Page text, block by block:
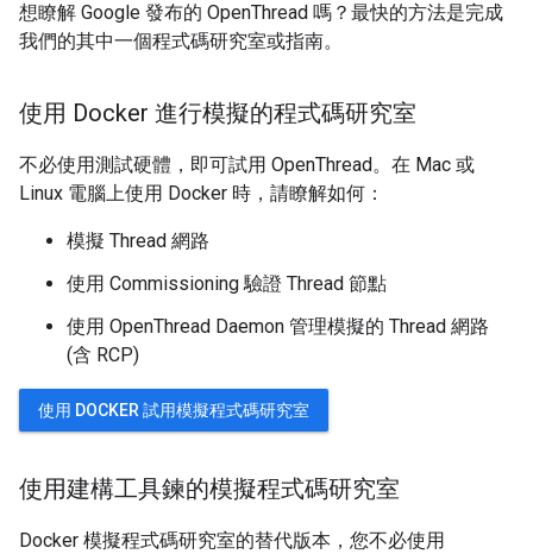
想瞭解 Google 發布的 OpenThread 嗎？最快的方法是完成
我們的其中一個程式碼研究室或指南。
使用 Docker 進行模擬的程式碼研究室
不必使用測試硬體，即可試用 OpenThread。在 Mac 或
Linux 電腦上使用 Docker 時，請瞭解如何：
模擬 Thread 網路
使用 Commissioning 驗證 Thread 節點
使用 OpenThread Daemon 管理模擬的 Thread 網路
(含 RCP)
使用 DOCKER 試用模擬程式碼研究室
使用建構工具鍊的模擬程式碼研究室
Docker 模擬程式碼研究室的替代版本，您不必使用